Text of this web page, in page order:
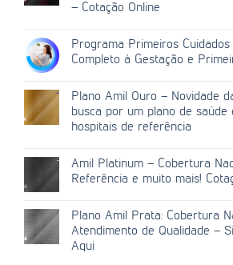
– Cotação Online
Programa Primeiros Cuidados
Completo à Gestação e
Plano Amil Ouro – Novidade
busca por um plano de saúde
hospitais de referência
Amil Platinum – Cobertura
Referência e muito mais!
Plano Amil Prata: Cobertura
Atendimento de Qualidade –
Aqui